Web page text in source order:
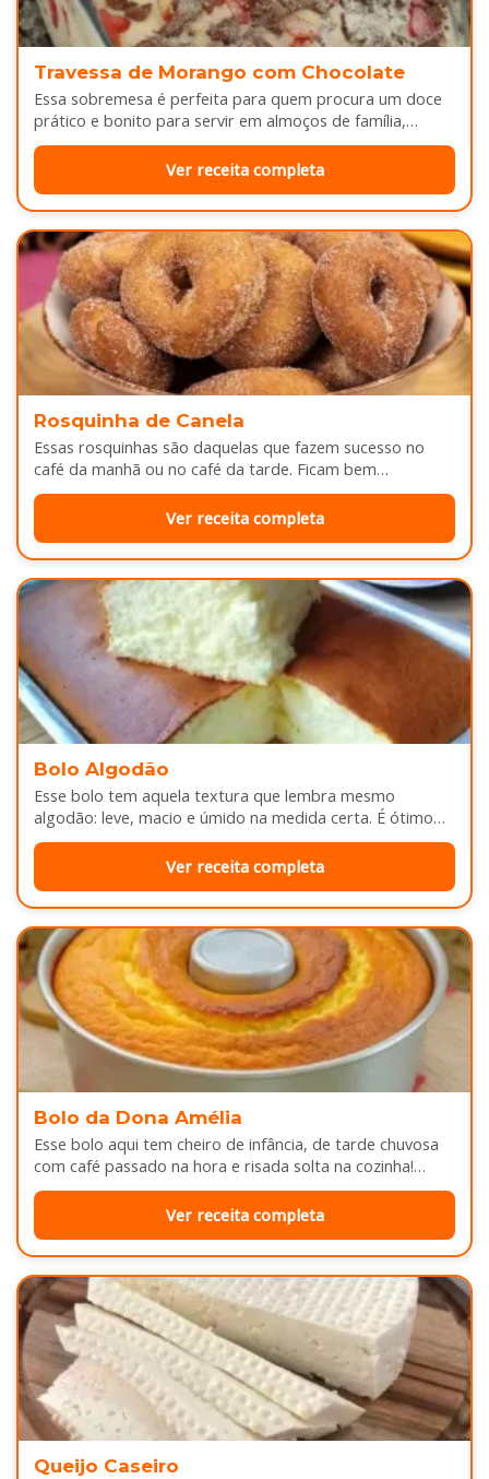
Travessa de Morango com Chocolate
Essa sobremesa é perfeita para quem procura um doce
prático e bonito para servir em almoços de família,
aniversários ou…
Ver receita completa
Rosquinha de Canela
Essas rosquinhas são daquelas que fazem sucesso no
café da manhã ou no café da tarde. Ficam bem
douradinhas por…
Ver receita completa
Bolo Algodão
Esse bolo tem aquela textura que lembra mesmo
algodão: leve, macio e úmido na medida certa. É ótimo
pra servir…
Ver receita completa
Bolo da Dona Amélia
Esse bolo aqui tem cheiro de infância, de tarde chuvosa
com café passado na hora e risada solta na cozinha!…
Ver receita completa
Queijo Caseiro